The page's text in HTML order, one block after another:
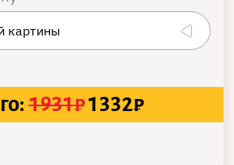
1931₽1332₽